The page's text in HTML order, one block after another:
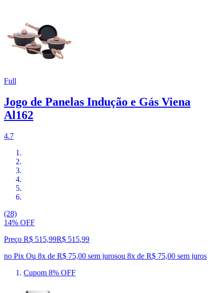
Full
Jogo de Panelas Indução e Gás Viena
Al162
4.7
(28)
14% OFF
Preço R$ 515,99R$ 515,99
no Pix Ou 8x de R$ 75,00 sem jurosou 8x de R$ 75,00 sem juros
Cupom 8% OFF